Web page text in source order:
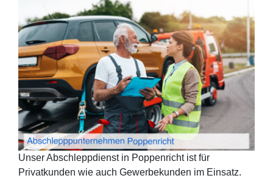
Unser Abschleppdienst in Poppenricht ist für
Privatkunden wie auch Gewerbekunden im Einsatz.